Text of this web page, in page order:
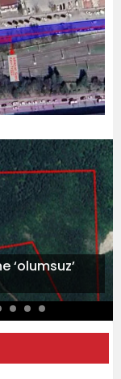
‘olumsuz’